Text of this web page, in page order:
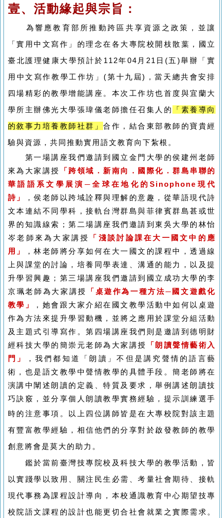
壹、活動緣起與宗旨：
為響應教育部所推動跨區共享資源之政策，並讓
「實用中文寫作」的理念在各大專院校開枝散葉，國立
臺北護理健康大學預計於112年04月21日(五)舉辦「實
用中文寫作教學工作坊」(第十九屆)，當天總共會安排
四場精彩的教學增能講座。本次工作坊也首度與宜蘭大
學所主辦佛光大學張瑋儀老師擔任召集人的
「素養導向
的敘事力培養教師社群」合作，結合東部教師的寶貴經
驗與資源，共同推動實用語文教育向下紮根。
第一場講座我們邀請到國立金門大學的侯建州老師
來為大家講授
「跨領域．新南向．國際化．群島串聯的
華語語系文學展演─全球在地化的Sinophone現代
詩」
，侯老師 以跨域詮釋與理解的意趣，從華語現代詩
文本連結不同學科，接軌台灣群島與菲律賓群島甚或世
界的知識線索； 第二場講座我們邀請到東吳大學的林怡
岑老師來為大家講授
「淺談討論課在大一國文中的應
用」
，林老師將分享如何在大一國文的課程中，透過線
上與課堂的討論，培養同學表達、溝通的能力，以及提
升學習興趣；第三場講座我們邀請到國立成功大學的李
京珮老師為大家講授
「桌遊作為一種方法─國文遊戲化
教學」
，她會跟大家介紹在國文教學活動中如何以桌遊
作為方法來提升學習動機，並將之應用於課堂分組活動
及主題式引導寫作。第四場講座我們則是邀請到德明財
經科技大學的簡崇元老師為大家講授
「朗讀聲情藝術入
門」
，我們都知道「朗讀」不但是講究聲情的語言藝
術，也是語文教學中聲情教學的具體手段。簡老師將在
演講中闡述朗讀的定義、特質及要求，舉例講述朗讀技
巧訣竅，並分享個人朗讀教學實務經驗，提示訓練選手
時的注意事項。 以上四位講師皆是在大專校院對該主題
有豐富教學經驗，相信他們的分享對於啟發教師的教學
創意將會是莫大的助力。
鑑於當前臺灣技專院校及科技大學的教學活動，皆
以實踐學以致用、關注民生必需、考量社會期待、接軌
現代事務為課程設計導向，本校通識教育中心期望技專
校院語文課程的設計也能更切合社會就業之實際需求。